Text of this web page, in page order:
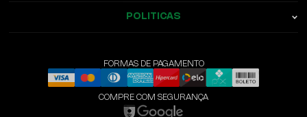
POLITICAS
FORMAS DE PAGAMENTO
COMPRE COM SEGURANÇA